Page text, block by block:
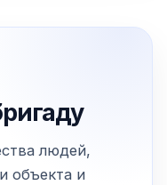
людей,
объекта и